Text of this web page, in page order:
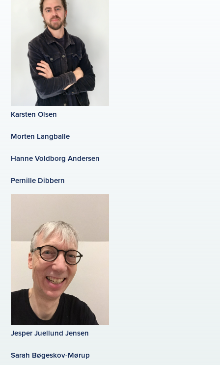
Karsten Olsen
Morten Langballe
Hanne Voldborg Andersen
Pernille Dibbern
Jesper Juellund Jensen
Sarah Bøgeskov-Mørup